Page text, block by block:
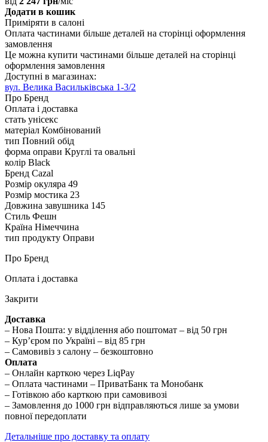
Додати в кошик
Приміряти в салоні
Оплата частинами більше деталей на сторінці оформлення
замовлення
Це можна купити частинами більше деталей на сторінці
оформлення замовлення
Доступні в магазинах:
вул. Велика Васильківська 1-3/2
Про Бренд
Оплата і доставка
стать унісекс
матеріал Комбінований
тип Повний обід
форма оправи Круглі та овальні
колір Black
Бренд Cazal
Розмір окуляра 49
Розмір мостика 23
Довжина завушника 145
Стиль Фешн
Країна Німеччина
тип продукту Оправи
Про Бренд
Оплата і доставка
Закрити
Доставка
– Нова Пошта: у відділення або поштомат – від 50 грн
– Кур’єром по Україні – від 85 грн
– Самовивіз з салону – безкоштовно
Оплата
– Онлайн карткою через LiqPay
– Оплата частинами – ПриватБанк та Монобанк
– Готівкою або карткою при самовивозі
– Замовлення до 1000 грн відправляються лише за умови
повної передоплати
Детальніше про доставку та оплату